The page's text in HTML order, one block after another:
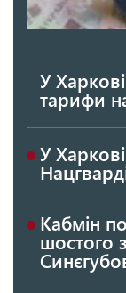
У
тарифи
У
Кабмін
шостого